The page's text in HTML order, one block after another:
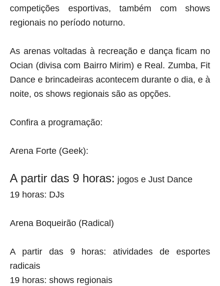
competições esportivas, também com shows
regionais no período noturno.
As arenas voltadas à recreação e dança ficam no
Ocian (divisa com Bairro Mirim) e Real. Zumba, Fit
Dance e brincadeiras acontecem durante o dia, e à
noite, os shows regionais são as opções.
Confira a programação:
Arena Forte (Geek):
A partir das 9 horas: jogos e Just Dance
19 horas: DJs
Arena Boqueirão (Radical)
A partir das 9 horas: atividades de esportes
radicais
19 horas: shows regionais